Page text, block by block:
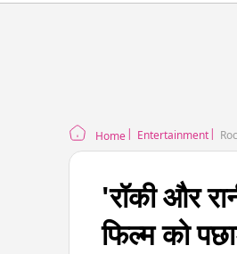
Home Entertainment
'रॉकी और
फिल्म को